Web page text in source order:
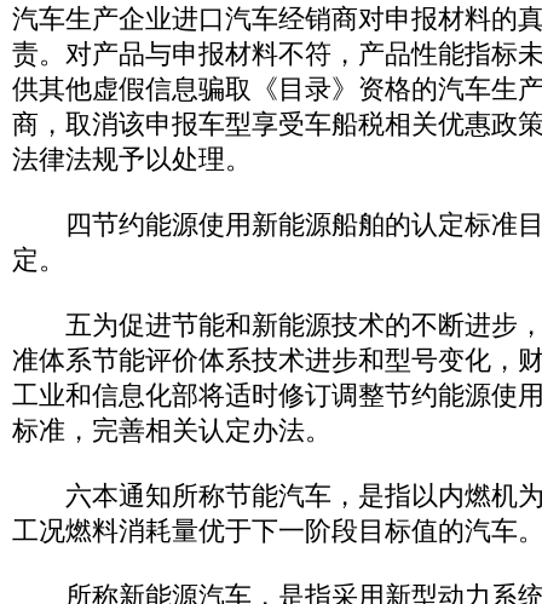
汽车生产企业进口汽车经销商对申报材料的
责。对产品与申报材料不符，产品性能指标
供其他虚假信息骗取《目录》资格的汽车生
商，取消该申报车型享受车船税相关优惠政
法律法规予以处理。
四节约能源使用新能源船舶的认定标准
定。
五为促进节能和新能源技术的不断进步
准体系节能评价体系技术进步和型号变化，
工业和信息化部将适时修订调整节约能源使
标准，完善相关认定办法。
六本通知所称节能汽车，是指以内燃机
工况燃料消耗量优于下一阶段目标值的汽车
所称新能源汽车，是指采用新型动力系